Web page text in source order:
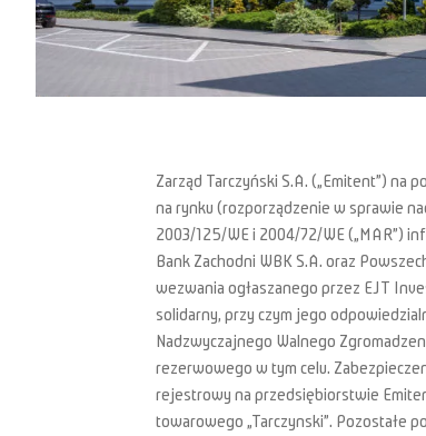
Zarząd Tarczyński S.A. („Emitent”) na
na rynku (rozporządzenie w sprawie
2003/125/WE i 2004/72/WE („MAR”)
Bank Zachodni WBK S.A. oraz
wezwania ogłaszanego przez EJT
solidarny, przy czym jego
Nadzwyczajnego Walnego
rezerwowego w tym celu.
rejestrowy na przedsiębiorstwie
towarowego „Tarczynski”. Pozostałe